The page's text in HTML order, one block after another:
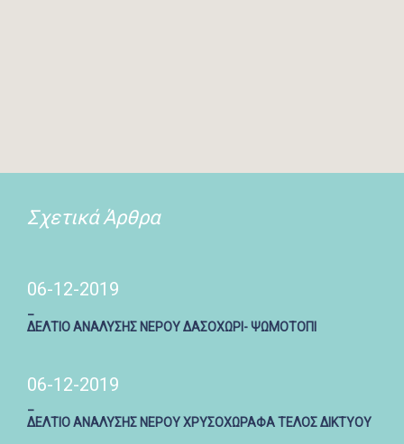
Σχετικά Άρθρα
06-12-2019
ΔΕΛΤΙΟ ΑΝΑΛΥΣΗΣ ΝΕΡΟΥ ΔΑΣΟΧΩΡΙ- ΨΩΜΟΤΟΠΙ
06-12-2019
ΔΕΛΤΙΟ ΑΝΑΛΥΣΗΣ ΝΕΡΟΥ ΧΡΥΣΟΧΩΡΑΦΑ ΤΕΛΟΣ ΔΙΚΤΥΟΥ